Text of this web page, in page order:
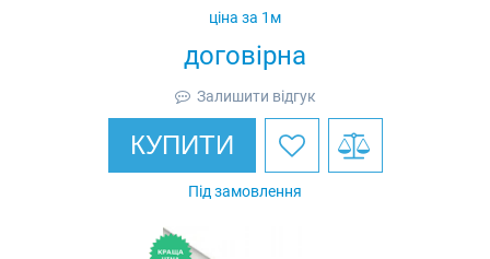
договірна
ціна за 1м
Залишити відгук
КУПИТИ
Під замовлення